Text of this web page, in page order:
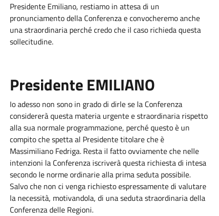
Presidente Emiliano, restiamo in attesa di un
pronunciamento della Conferenza e convocheremo anche
una straordinaria perché credo che il caso richieda questa
sollecitudine.
Presidente EMILIANO
Io adesso non sono in grado di dirle se la Conferenza
considererà questa materia urgente e straordinaria rispetto
alla sua normale programmazione, perché questo è un
compito che spetta al Presidente titolare che è
Massimiliano Fedriga. Resta il fatto ovviamente che nelle
intenzioni la Conferenza iscriverà questa richiesta di intesa
secondo le norme ordinarie alla prima seduta possibile.
Salvo che non ci venga richiesto espressamente di valutare
la necessità, motivandola, di una seduta straordinaria della
Conferenza delle Regioni.